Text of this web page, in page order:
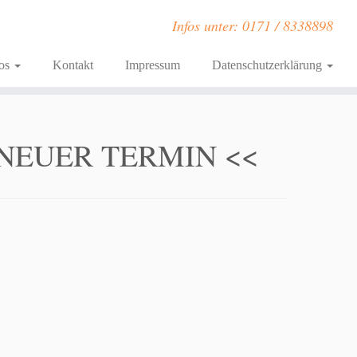
Infos unter: 0171 / 8338898
Kontakt Impressum Datenschutzerklärung
TERMIN <<